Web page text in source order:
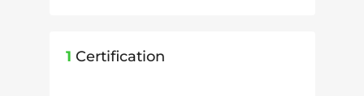
1 Certification